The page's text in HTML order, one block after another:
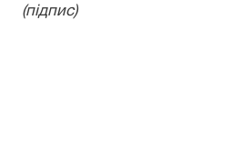
(підпис)